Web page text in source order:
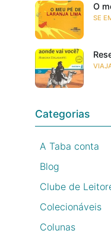
O
SE
Categorias
A Taba conta
Blog
Clube de
Colecionáveis
Colunas